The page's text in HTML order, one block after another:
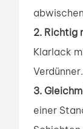
2. Richtig
Klarlack
Verdünner.
3.
einer